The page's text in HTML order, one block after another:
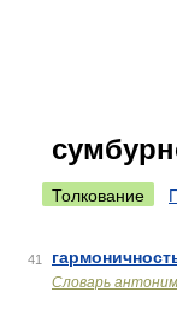
Толкование
41
Словарь